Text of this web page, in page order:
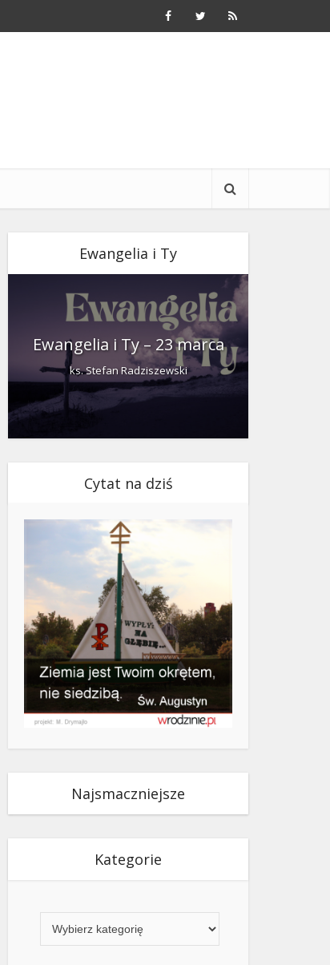
Ewangelia i Ty
Ewangelia i Ty – 23 marca
ks. Stefan Radziszewski
Cytat na dziś
Najsmaczniejsze
Kategorie